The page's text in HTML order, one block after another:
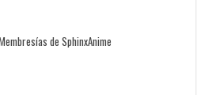
de SphinxAnime